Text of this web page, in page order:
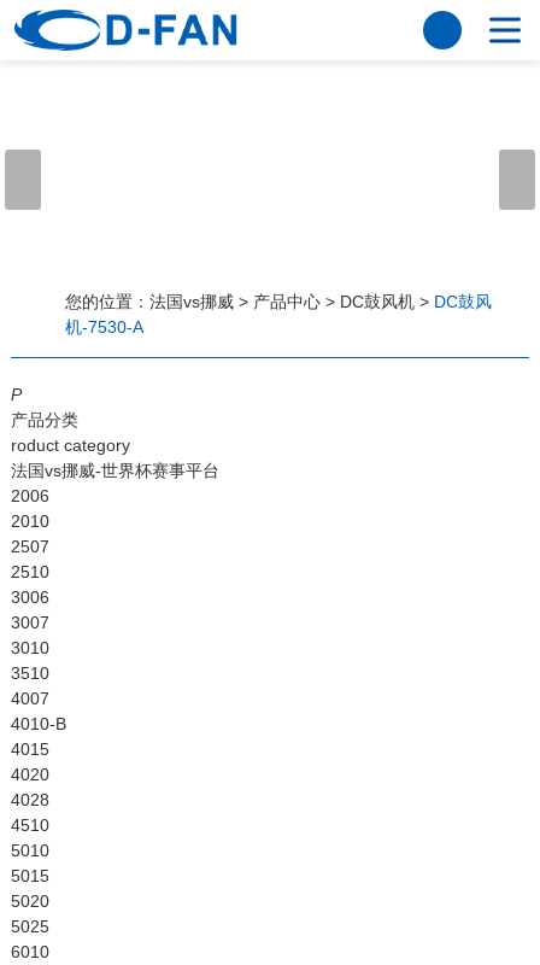
法国vs挪威
应用案例
工程案例
解决方案
新闻资讯
法国vs挪威
行业资讯
常见问题
法国vs挪威-世界杯赛事平台
联系方式
客户留言
人才招聘
English
您的位置： 法国vs挪威> 产品中心> DC鼓风机> DC鼓风
机-7530-A
P
产品分类
roduct category
法国vs挪威-世界杯赛事平台
2006
2010
2507
2510
3006
3007
3010
3510
4007
4010-B
4015
4020
4028
4510
5010
5015
5020
5025
6010